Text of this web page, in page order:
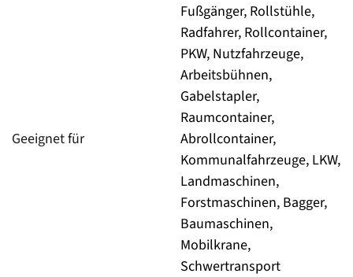
Geeignet für
Fußgänger, Rollstühle,
Radfahrer, Rollcontainer,
PKW, Nutzfahrzeuge,
Arbeitsbühnen,
Gabelstapler,
Raumcontainer,
Abrollcontainer,
Kommunalfahrzeuge, LKW,
Landmaschinen,
Forstmaschinen, Bagger,
Baumaschinen,
Mobilkrane,
Schwertransport